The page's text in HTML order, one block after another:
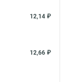
12,14 ₽
12,66 ₽